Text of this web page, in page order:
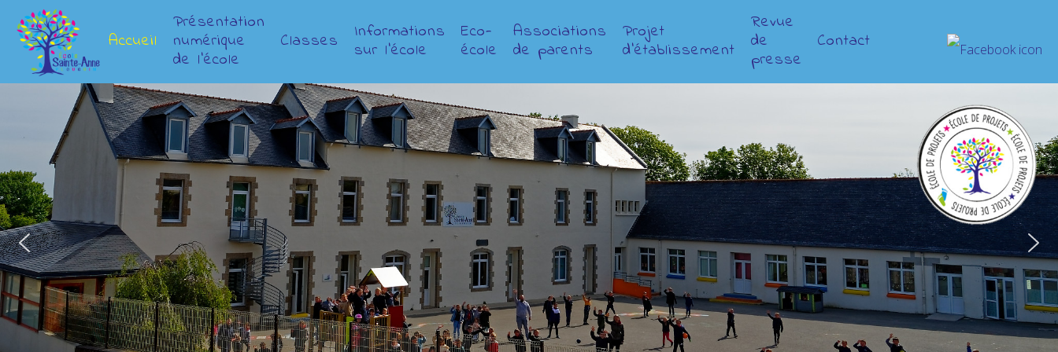
Accueil
Présentation
numérique
de l’école
Classes
Informations
sur l’école
Eco-
école
Associations
de parents
Projet
d’établissement
Revue
de
presse
Contact